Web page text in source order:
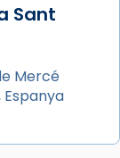
Sant
Mercé
Espanya